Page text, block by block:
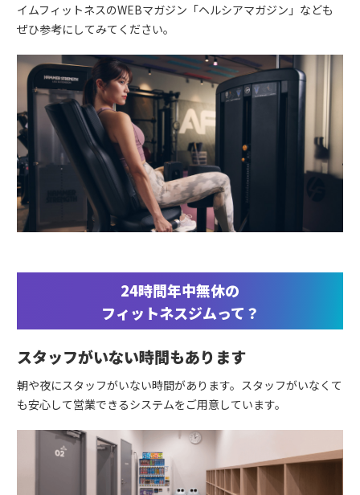
イムフィットネスのWEBマガジン「ヘルシアマガジン」なども
ぜひ参考にしてみてください。
24時間年中無休の
フィットネスジムって？
スタッフがいない時間もあります
朝や夜にスタッフがいない時間があります。スタッフがいなくて
も安心して営業できるシステムをご用意しています。